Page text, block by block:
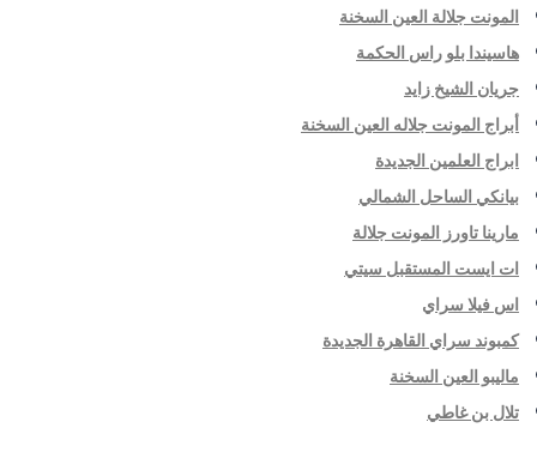
المونت جلالة العين السخنة
هاسيندا بلو راس الحكمة
جريان الشيخ زايد
أبراج المونت جلاله العين السخنة
ابراج العلمين الجديدة
بيانكي الساحل الشمالي
مارينا تاورز المونت جلالة
ات ايست المستقبل سيتي
اس فيلا سراي
كمبوند سراي القاهرة الجديدة
ماليبو العين السخنة
تلال بن غاطي